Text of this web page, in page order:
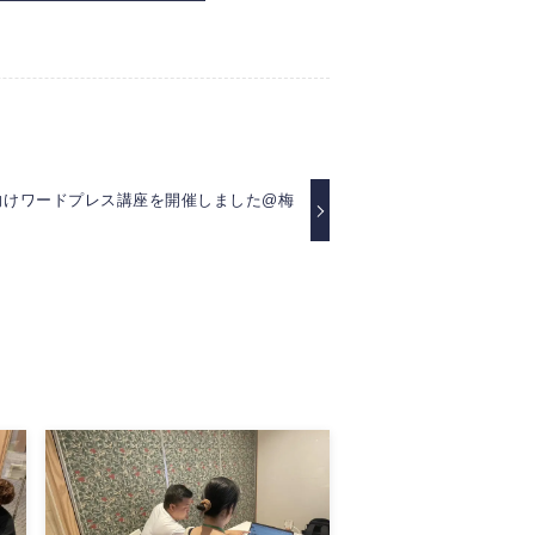
ワードプレス講座を開催しました@梅